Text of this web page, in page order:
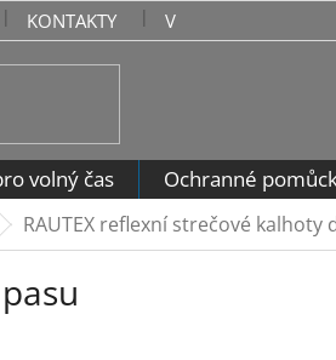
KONTAKTY VRÁCENÍ ZBOŽÍ -
volný čas Ochranné
RAUTEX reflexní strečové kalhoty